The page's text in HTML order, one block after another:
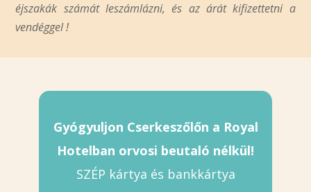
éjszakák számát leszámlázni, és az árát kifizettetni a
vendéggel !
Gyógyuljon Cserkeszőlőn a Royal
Hotelban orvosi beutaló nélkül!
SZÉP kártya és bankkártya